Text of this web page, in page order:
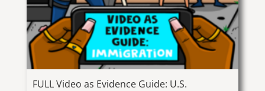
FULL Video as Evidence Guide: U.S.